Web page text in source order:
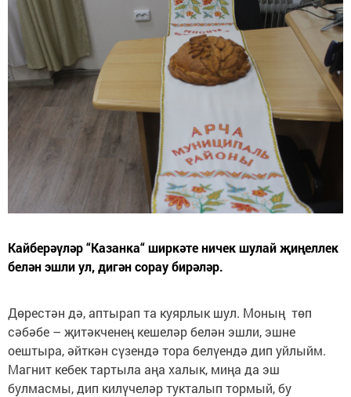
Кайберәүләр “Казанка“ ширкәте ничек шулай җиңеллек
белән эшли ул, дигән сорау бирәләр.
Дөрестән дә, аптырап та куярлык шул. Моның төп
сәбәбе – җитәкченең кешеләр белән эшли, эшне
оештыра, әйткән сүзендә тора белүендә дип уйлыйм.
Магнит кебек тартыла аңа халык, миңа да эш
булмасмы, дип килүчеләр тукталып тормый, бу